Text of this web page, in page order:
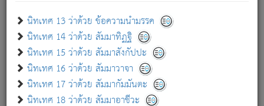
นิทเทศ 13 ว่าด้วย ข้อความนำมรรค
นิทเทศ 14 ว่าด้วย สัมมาทิฏฐิ
นิทเทศ 15 ว่าด้วย สัมมาสังกัปปะ
นิทเทศ 16 ว่าด้วย สัมมาวาจา
นิทเทศ 17 ว่าด้วย สัมมากัมมันตะ
นิทเทศ 18 ว่าด้วย สัมมาอาชีวะ
เกี่ยวกับธรรมโฆษณ์ออนไลน์ (Disclaimer)
แม้ระบบ "ธรรมโฆษณ์ออนไลน์" พยายามปรับปรุงข้อมูลให้ถูกต้องมากที่สุด
ผู้ศึกษาก็พึงตรวจสอบกับตัวเล่มหนังสือต้นฉบับ ที่มีการพิมพ์ครั้งล่าสุด
ก่อนนำข้อมูลไปใช้ในการอ้างอิง"
เกี่ยวกับอัตถจารี|เกี่ยวกับการพัฒนา|แจ้งข้อผิดพลาด / แนะนำ